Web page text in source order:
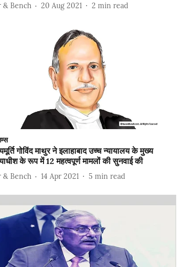
& Bench 20 Aug 2021 2 min read
गोविंद माथुर ने इलाहाबाद उच्च न्यायालय के मुख्य
के रूप में 12 महत्वपूर्ण मामलों की सुनवाई की
& Bench 14 Apr 2021 5 min read